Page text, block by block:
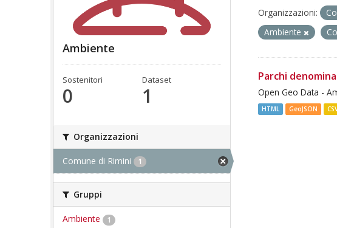
Ambiente
Sostenitori
0
Dataset
1
Organizzazioni
Comune di Rimini 1
Gruppi
Ambiente 1
Organizzazioni:
Ambiente
Parchi
Open Geo Data -
HTML GeoJSON